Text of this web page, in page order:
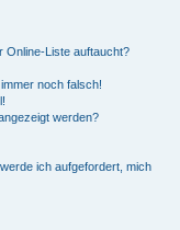
Online-Liste auftaucht?
noch falsch!
werden?
ich aufgefordert, mich